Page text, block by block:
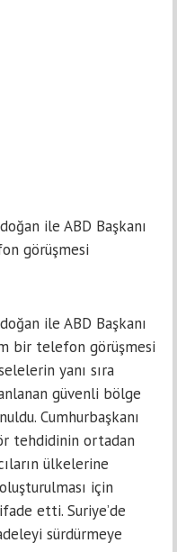
ile ABD Başkanı
görüşmesi
ile ABD Başkanı
bir telefon görüşmesi
yanı sıra
güvenli bölge
Cumhurbaşkanı
tehdidinin ortadan
ülkelerine
için
etti. Suriye’de
sürdürmeye